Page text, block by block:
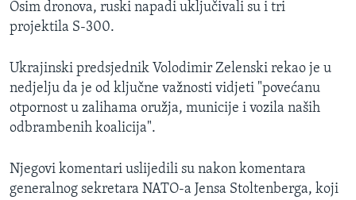
Osim dronova, ruski napadi uključivali su i tri
projektila S-300.
Ukrajinski predsjednik Volodimir Zelenski rekao je u
nedjelju da je od ključne važnosti vidjeti "povećanu
otpornost u zalihama oružja, municije i vozila naših
odbrambenih koalicija".
Njegovi komentari uslijedili su nakon komentara
generalnog sekretara NATO-a Jensa Stoltenberga, koji